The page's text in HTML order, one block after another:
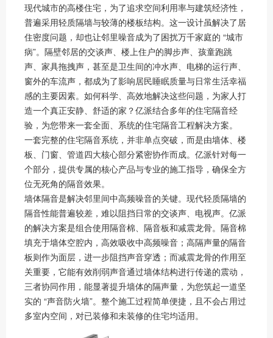
现代城市的高楼住宅，为了追求空间利用率与建筑经济性，
普遍采用轻质隔墙与较薄的楼板结构。这一设计虽解决了居
住密度问题，却也让邻里噪音成为了困扰万千家庭的 “城市
病”。隔壁邻居的交谈声、楼上住户的脚步声、孩童跑跳
声、家具拖拽声，甚至是卫生间的冲水声、电梯的运行声、
窗外的车流声，都成为了影响居民睡眠质量与日常生活幸福
感的主要因素。如何科学、高效地解决这些问题，为家人打
造一个真正安静、舒适的家？亿派结合多年的住宅隔音经
验，为您带来一套全面、系统的住宅隔音工程解决方案。
一套完整的住宅隔音系统，并非单点突破，而是由墙体、楼
板、门窗、管道四大核心部分紧密协作而成。亿派针对每一
个部分，提供专属的核心产品与专业的施工指导，确保全方
位无死角的隔音效果。
墙体隔音是解决邻里间中高频噪音的关键。现代轻质隔墙的
隔音性能普遍较差，难以阻挡日常的交谈声、电视声。亿派
的解决方案是组合使用隔音棉、隔音板和减震龙骨。隔音棉
填充于墙体空腔内，高效吸收中高频噪音；高隔声量的隔音
板则作为面层，进一步阻挡声音穿透；而减震龙骨的作用至
关重要，它能有效削弱声音通过墙体结构进行传递的震动，
三者协同作用，能显著提升墙体的隔声量，为您筑起一道坚
实的 “声音防火墙”。整个施工过程简单便捷，且不会占用过
多室内空间，对已装修和未装修的住宅均适用。